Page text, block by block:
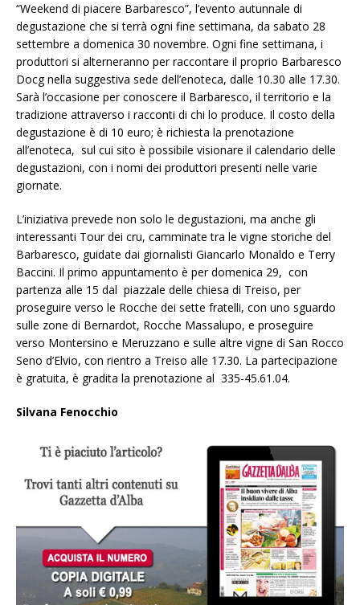
“Weekend di piacere Barbaresco”, l’evento autunnale di
degustazione che si terrà ogni fine settimana, da sabato 28
settembre a domenica 30 novembre. Ogni fine settimana, i
produttori si alterneranno per raccontare il proprio Barbaresco
Docg nella suggestiva sede dell’enoteca, dalle 10.30 alle 17.30.
Sarà l’occasione per conoscere il Barbaresco, il territorio e la
tradizione attraverso i racconti di chi lo produce. Il costo della
degustazione è di 10 euro; è richiesta la prenotazione
all’enoteca, sul cui sito è possibile visionare il calendario delle
degustazioni, con i nomi dei produttori presenti nelle varie
giornate.
L’iniziativa prevede non solo le degustazioni, ma anche gli
interessanti Tour dei cru, camminate tra le vigne storiche del
Barbaresco, guidate dai giornalisti Giancarlo Monaldo e Terry
Baccini. Il primo appuntamento è per domenica 29, con
partenza alle 15 dal piazzale delle chiesa di Treiso, per
proseguire verso le Rocche dei sette fratelli, con uno sguardo
sulle zone di Bernardot, Rocche Massalupo, e proseguire
verso Montersino e Meruzzano e sulle altre vigne di San Rocco
Seno d’Elvio, con rientro a Treiso alle 17.30. La partecipazione
è gratuita, è gradita la prenotazione al 335-45.61.04.
Silvana Fenocchio